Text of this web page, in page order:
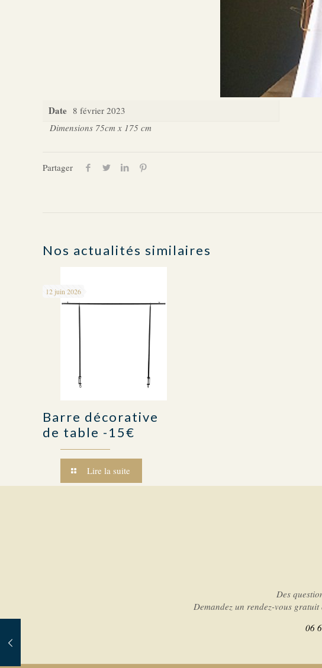
Date 8 février 2023
Dimensions 75cm x 175 cm
Partager
Nos actualités similaires
12 juin 2026
Barre décorative
de table -15€
Lire la suite
Des
Demandez un rendez-vous
06